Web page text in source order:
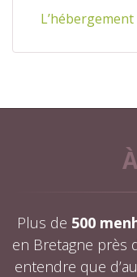
L’hébergement
Plus de 500
en Bretagne près
entendre que